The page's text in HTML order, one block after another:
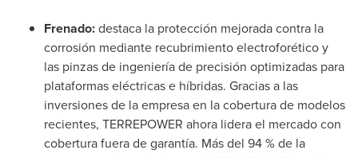
Frenado:destaca la protección mejorada contra la
corrosión mediante recubrimiento electroforético y
las pinzas de ingeniería de precisión optimizadas para
plataformas eléctricas e híbridas. Gracias a las
inversiones de la empresa en la cobertura de modelos
recientes, TERREPOWER ahora lidera el mercado con
cobertura fuera de garantía. Más del 94 % de la